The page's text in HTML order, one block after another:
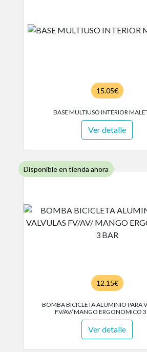
15.05€
BASE MULTIUSO INTERIOR
Ver detalle
Disponible en tienda ahora
12.15€
BOMBA BICICLETA ALUMINIO PARA
FV/AV/ MANGO ERGONOMICO 3
Ver detalle